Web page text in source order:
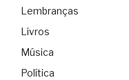
Lembranças
Livros
Música
Política